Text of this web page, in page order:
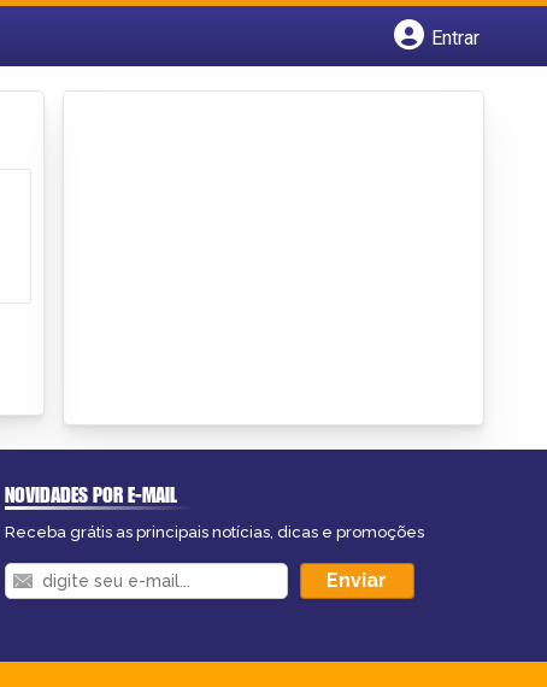
Entrar
NOVIDADES POR E-MAIL
Receba grátis as principais notícias, dicas e promoções